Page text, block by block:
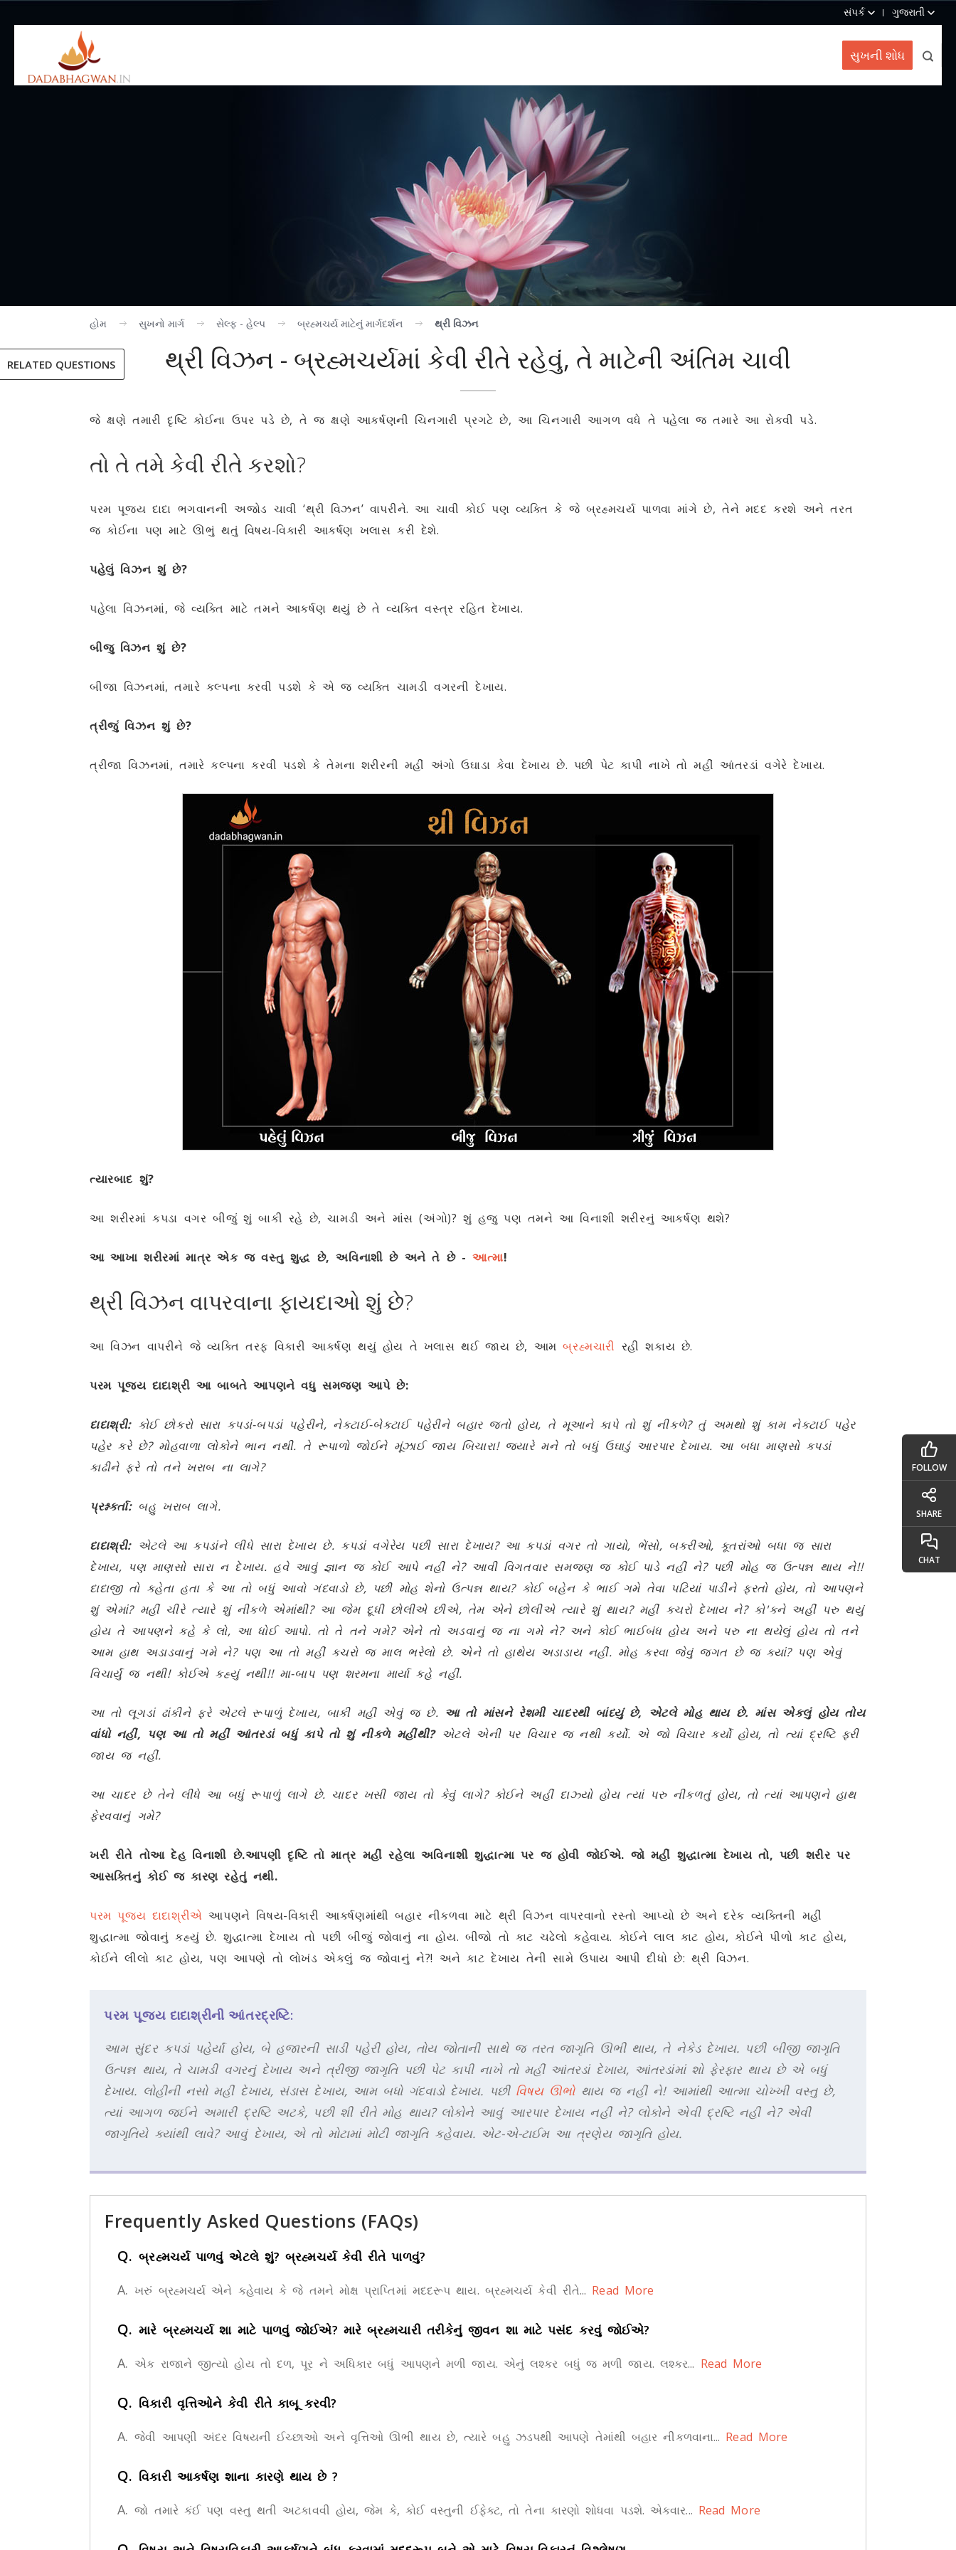
સંપર્ક ગુજરાતી
સુખની શોધ
RELATED QUESTIONS
હોમ સુખનો માર્ગ સેલ્ફ - હેલ્પ બ્રહ્મચર્ય માટેનું માર્ગદર્શન થ્રી વિઝન
થ્રી વિઝન - બ્રહ્મચર્યમાં કેવી રીતે રહેવું, તે માટેની અંતિમ ચાવી
જે ક્ષણે તમારી દૃષ્ટિ કોઈના ઉપર પડે છે, તે જ ક્ષણે આકર્ષણની ચિનગારી પ્રગટે છે, આ ચિનગારી આગળ વધે તે પહેલા જ તમારે આ રોકવી પડે.
તો તે તમે કેવી રીતે કરશો?
પરમ પૂજ્ય દાદા ભગવાનની અજોડ ચાવી ‘થ્રી વિઝન’ વાપરીને. આ ચાવી કોઈ પણ વ્યક્તિ કે જે બ્રહ્મચર્ય પાળવા માંગે છે, તેને મદદ કરશે અને તરત
જ કોઈના પણ માટે ઊભું થતું વિષય-વિકારી આકર્ષણ ખલાસ કરી દેશે.
પહેલું વિઝન શું છે?
પહેલા વિઝનમાં, જે વ્યક્તિ માટે તમને આકર્ષણ થયું છે તે વ્યક્તિ વસ્ત્ર રહિત દેખાય.
બીજુ વિઝન શું છે?
બીજા વિઝનમાં, તમારે કલ્પના કરવી પડશે કે એ જ વ્યક્તિ ચામડી વગરની દેખાય.
ત્રીજું વિઝન શું છે?
ત્રીજા વિઝનમાં, તમારે કલ્પના કરવી પડશે કે તેમના શરીરની મહીં અંગો ઉઘાડા કેવા દેખાય છે. પછી પેટ કાપી નાખે તો મહીં આંતરડાં વગેરે દેખાય.
ત્યારબાદ શું?
આ શરીરમાં કપડા વગર બીજું શું બાકી રહે છે, ચામડી અને માંસ (અંગો)? શું હજુ પણ તમને આ વિનાશી શરીરનું આકર્ષણ થશે?
આ આખા શરીરમાં માત્ર એક જ વસ્તુ શુદ્ધ છે,અવિનાશી છે અને તે છે - આત્મા!
થ્રી વિઝન વાપરવાના ફાયદાઓ શું છે?
આ વિઝન વાપરીને જે વ્યક્તિ તરફ વિકારી આકર્ષણ થયું હોય તે ખલાસ થઈ જાય છે, આમબ્રહ્મચારી રહી શકાય છે.
પરમ પૂજ્ય દાદાશ્રી આ બાબતે આપણને વધુ સમજણ આપે છે:
દાદાશ્રી: કોઈ છોકરો સારા કપડાં-બપડાં પહેરીને, નેકટાઈ-બેકટાઈ પહેરીને બહાર જતો હોય, તે મૂઆને કાપે તો શું નીકળે? તું અમથો શું કામ નેકટાઈ પહેર
પહેર કરે છે? મોહવાળા લોકોને ભાન નથી. તે રૂપાળો જોઈને મૂંઝાઈ જાય બિચારા! જ્યારે મને તો બધું ઉઘાડું આરપાર દેખાય. આ બધા માણસો કપડાં
કાઢીને ફરે તો તને ખરાબ ના લાગે?
પ્રશ્નકર્તા: બહુ ખરાબ લાગે.
દાદાશ્રી: એટલે આ કપડાંને લીધે સારા દેખાય છે. કપડાં વગેરેય પછી સારા દેખાય? આ કપડાં વગર તો ગાયો, ભેંસો, બકરીઓ, કૂતરાંઓ બધા જ સારા
દેખાય, પણ માણસો સારા ન દેખાય. હવે આવું જ્ઞાન જ કોઈ આપે નહીં ને? આવી વિગતવાર સમજણ જ કોઈ પાડે નહીં ને? પછી મોહ જ ઉત્પન્ન થાય ને!!
દાદાજી તો કહેતા હતા કે આ તો બધું આવો ગંદવાડો છે, પછી મોહ શેનો ઉત્પન્ન થાય? કોઈ બહેન કે ભાઈ ગમે તેવા પટિયાં પાડીને ફરતો હોય, તો આપણને
શું એમાં? મહીં ચીરે ત્યારે શું નીકળે એમાંથી? આ જેમ દૂધી છોલીએ છીએ, તેમ એને છોલીએ ત્યારે શું થાય? મહીં કચરો દેખાય ને? કો'કને અહીં પરુ થયું
હોય તે આપણને કહે કે લો, આ ધોઈ આપો. તો તે તને ગમે? એને તો અડવાનું જ ના ગમે ને? અને કોઈ ભાઈબંધ હોય અને પરુ ના થયેલું હોય તો તને
આમ હાથ અડાડવાનું ગમે ને? પણ આ તો મહીં કચરો જ માલ ભરેલો છે. એને તો હાથેય અડાડાય નહીં. મોહ કરવા જેવું જગત છે જ ક્યાં? પણ એવું
વિચાર્યું જ નથી! કોઈએ કહ્યું નથી!! મા-બાપ પણ શરમના માર્યા કહે નહીં.
આ તો લૂગડાં ઢાંકીને ફરે એટલે રૂપાળું દેખાય, બાકી મહીં એવું જ છે. આ તો માંસને રેશમી ચાદરથી બાંધ્યું છે, એટલે મોહ થાય છે. માંસ એકલું હોય તોય
વાંધો નહીં, પણ આ તો મહીં આંતરડાં બધું કાપે તો શું નીકળે મહીંથી?એટલે એની પર વિચાર જ નથી કર્યો. એ જો વિચાર કર્યો હોય, તો ત્યાં દ્રષ્ટિ ફરી
જાય જ નહીં.
આ ચાદર છે તેને લીધે આ બધું રૂપાળું લાગે છે. ચાદર ખસી જાય તો કેવું લાગે? કોઈને અહીં દાઝ્યો હોય ત્યાં પરુ નીકળતું હોય, તો ત્યાં આપણને હાથ
ફેરવવાનું ગમે?
ખરી રીતે તોઆ દેહ વિનાશી છે.આપણી દૃષ્ટિ તો માત્ર મહીં રહેલા અવિનાશી શુદ્ધાત્મા પર જ હોવી જોઈએ. જો મહીં શુદ્ધાત્મા દેખાય તો, પછી શરીર પર
આસક્તિનું કોઈ જ કારણ રહેતું નથી.
પરમ પૂજ્ય દાદાશ્રીએ આપણને વિષય-વિકારી આકર્ષણમાંથી બહાર નીકળવા માટે થ્રી વિઝન વાપરવાનો રસ્તો આપ્યો છે અને દરેક વ્યક્તિની મહીં
શુદ્ધાત્મા જોવાનું કહ્યું છે. શુદ્ધાત્મા દેખાય તો પછી બીજું જોવાનું ના હોય. બીજો તો કાટ ચઢેલો કહેવાય. કોઈને લાલ કાટ હોય, કોઈને પીળો કાટ હોય,
કોઈને લીલો કાટ હોય, પણ આપણે તો લોખંડ એકલું જ જોવાનું ને?! અને કાટ દેખાય તેની સામે ઉપાય આપી દીધો છે: થ્રી વિઝન.
પરમ પૂજ્ય દાદાશ્રીની આંતરદ્રષ્ટિ:
આમ સુંદર કપડાં પહેર્યાં હોય, બે હજારની સાડી પહેરી હોય, તોય જોતાની સાથે જ તરત જાગૃતિ ઊભી થાય, તે નેકેડ દેખાય. પછી બીજી જાગૃતિ
ઉત્પન્ન થાય, તે ચામડી વગરનું દેખાય અને ત્રીજી જાગૃતિ પછી પેટ કાપી નાખે તો મહીં આંતરડાં દેખાય, આંતરડાંમાં શો ફેરફાર થાય છે એ બધું
દેખાય. લોહીની નસો મહીં દેખાય, સંડાસ દેખાય, આમ બધો ગંદવાડો દેખાય. પછી વિષય ઊભોથાય જ નહીં ને! આમાંથી આત્મા ચોખ્ખી વસ્તુ છે,
ત્યાં આગળ જઈને અમારી દ્રષ્ટિ અટકે, પછી શી રીતે મોહ થાય? લોકોને આવું આરપાર દેખાય નહીં ને? લોકોને એવી દ્રષ્ટિ નહીં ને? એવી
જાગૃતિયે ક્યાંથી લાવે? આવું દેખાય, એ તો મોટામાં મોટી જાગૃતિ કહેવાય. એટ-એ-ટાઈમ આ ત્રણેય જાગૃતિ હોય.
Frequently Asked Questions (FAQs)
Q.બ્રહ્મચર્ય પાળવું એટલે શું? બ્રહ્મચર્ય કેવી રીતે પાળવું?
A.ખરું બ્રહ્મચર્ય એને કહેવાય કે જે તમને મોક્ષ પ્રાપ્તિમાં મદદરૂપ થાય. બ્રહ્મચર્ય કેવી રીતે... Read More
Q.મારે બ્રહ્મચર્ય શા માટે પાળવું જોઈએ? મારે બ્રહ્મચારી તરીકેનું જીવન શા માટે પસંદ કરવું જોઈએ?
A. એક રાજાને જીત્યો હોય તો દળ, પૂર ને અધિકાર બધું આપણને મળી જાય. એનું લશ્કર બધું જ મળી જાય. લશ્કર... Read More
Q. વિકારી વૃત્તિઓને કેવી રીતે કાબૂ કરવી?
A.જેવી આપણી અંદર વિષયની ઈચ્છાઓ અને વૃત્તિઓ ઊભી થાય છે, ત્યારે બહુ ઝડપથી આપણે તેમાંથી બહાર નીકળવાના... Read More
Q. વિકારી આકર્ષણ શાના કારણે થાય છે ?
A.જો તમારે કંઈ પણ વસ્તુ થતી અટકાવવી હોય, જેમ કે, કોઈ વસ્તુની ઈફેક્ટ, તો તેના કારણો શોધવા પડશે. એકવાર... Read More
FOLLOW
SHARE
CHAT